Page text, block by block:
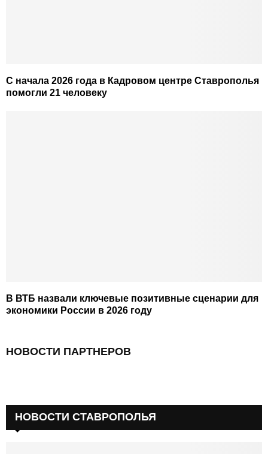
С начала 2026 года в Кадровом центре Ставрополья
помогли 21 человеку
В ВТБ назвали ключевые позитивные сценарии для
экономики России в 2026 году
НОВОСТИ ПАРТНЕРОВ
НОВОСТИ СТАВРОПОЛЬЯ